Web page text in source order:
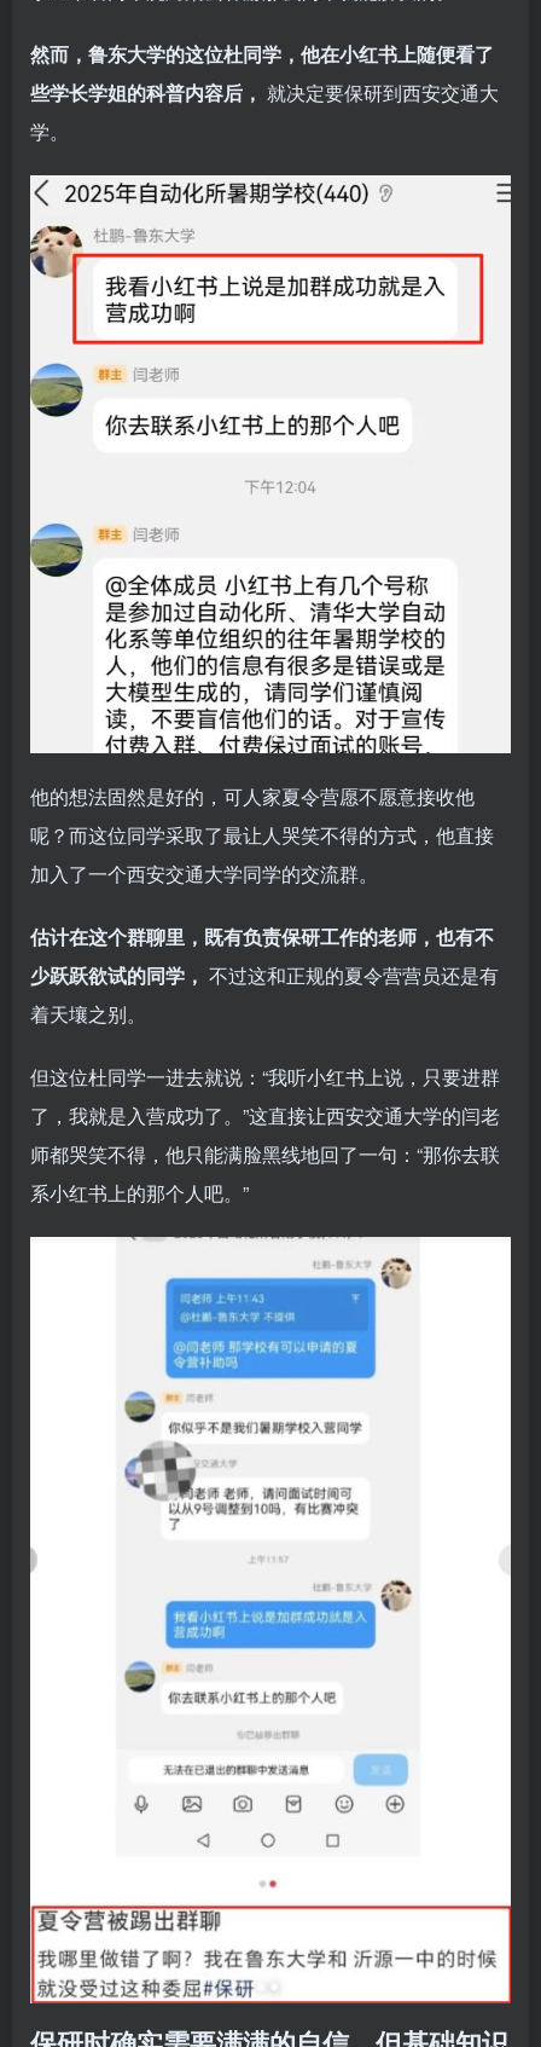
然而，鲁东大学的这位杜同学，他在小红书上随便看了
些学长学姐的科普内容后， 就决定要保研到西安交通大
学。
他的想法固然是好的，可人家夏令营愿不愿意接收他
呢？而这位同学采取了最让人哭笑不得的方式，他直接
加入了一个西安交通大学同学的交流群。
估计在这个群聊里，既有负责保研工作的老师，也有不
少跃跃欲试的同学， 不过这和正规的夏令营营员还是有
着天壤之别。
但这位杜同学一进去就说：“我听小红书上说，只要进群
了，我就是入营成功了。”这直接让西安交通大学的闫老
师都哭笑不得，他只能满脸黑线地回了一句：“那你去联
系小红书上的那个人吧。”